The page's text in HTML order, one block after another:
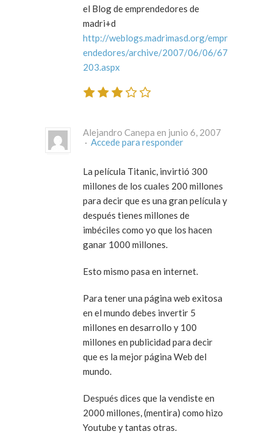
el Blog de emprendedores de
madri+d
http://weblogs.madrimasd.org/empr
endedores/archive/2007/06/06/67
203.aspx
Alejandro Canepa en junio 6, 2007
· Accede para responder
La película Titanic, invirtió 300
millones de los cuales 200 millones
para decir que es una gran película y
después tienes millones de
imbéciles como yo que los hacen
ganar 1000 millones.
Esto mismo pasa en internet.
Para tener una página web exitosa
en el mundo debes invertir 5
millones en desarrollo y 100
millones en publicidad para decir
que es la mejor página Web del
mundo.
Después dices que la vendiste en
2000 millones, (mentira) como hizo
Youtube y tantas otras.